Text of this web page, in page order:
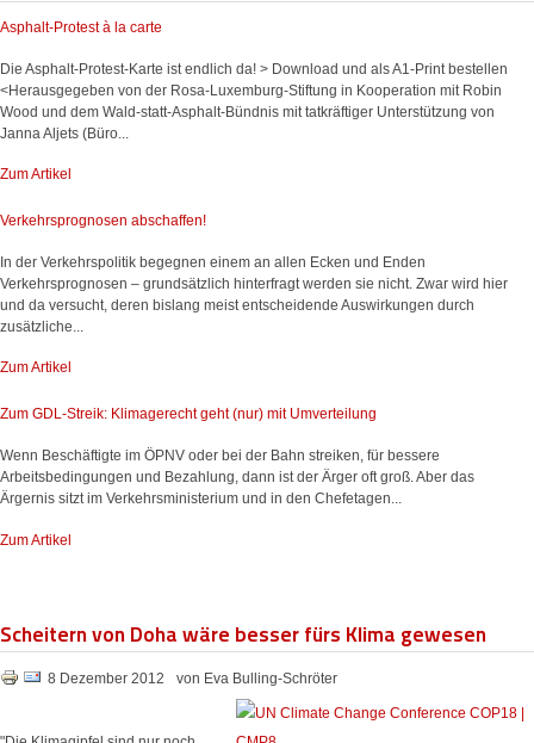
Asphalt-Protest à la carte
Die Asphalt-Protest-Karte ist endlich da! > Download und als A1-Print bestellen
<Herausgegeben von der Rosa-Luxemburg-Stiftung in Kooperation mit Robin
Wood und dem Wald-statt-Asphalt-Bündnis mit tatkräftiger Unterstützung von
Janna Aljets (Büro...
Zum Artikel
Verkehrsprognosen abschaffen!
In der Verkehrspolitik begegnen einem an allen Ecken und Enden
Verkehrsprognosen – grundsätzlich hinterfragt werden sie nicht. Zwar wird hier
und da versucht, deren bislang meist entscheidende Auswirkungen durch
zusätzliche...
Zum Artikel
Zum GDL-Streik: Klimagerecht geht (nur) mit Umverteilung
Wenn Beschäftigte im ÖPNV oder bei der Bahn streiken, für bessere
Arbeitsbedingungen und Bezahlung, dann ist der Ärger oft groß. Aber das
Ärgernis sitzt im Verkehrsministerium und in den Chefetagen...
Zum Artikel
Scheitern von Doha wäre besser fürs Klima gewesen
8 Dezember 2012 von Eva Bulling-Schröter